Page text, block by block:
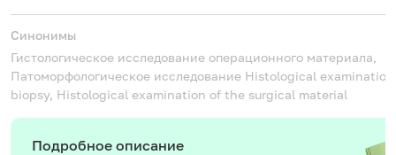
Синонимы
Гистологическое исследование операционного материала,
Патоморфологическое исследование Histological
biopsy, Histological examination of the surgical material
Подробное описание